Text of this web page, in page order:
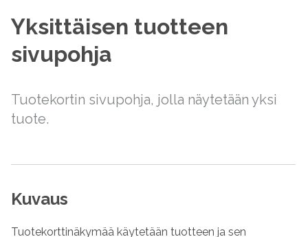
Yksittäisen tuotteen
sivupohja
Tuotekortin sivupohja, jolla näytetään yksi
tuote.
Kuvaus
Tuotekorttinäkymää käytetään tuotteen ja sen